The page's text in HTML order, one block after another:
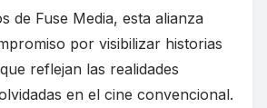
de Fuse Media, esta alianza
por visibilizar historias
reflejan las realidades
en el cine convencional.